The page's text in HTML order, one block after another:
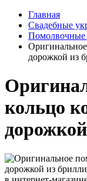
Главная
Свадебные
Помолвочные
дорожкой из
кольцо